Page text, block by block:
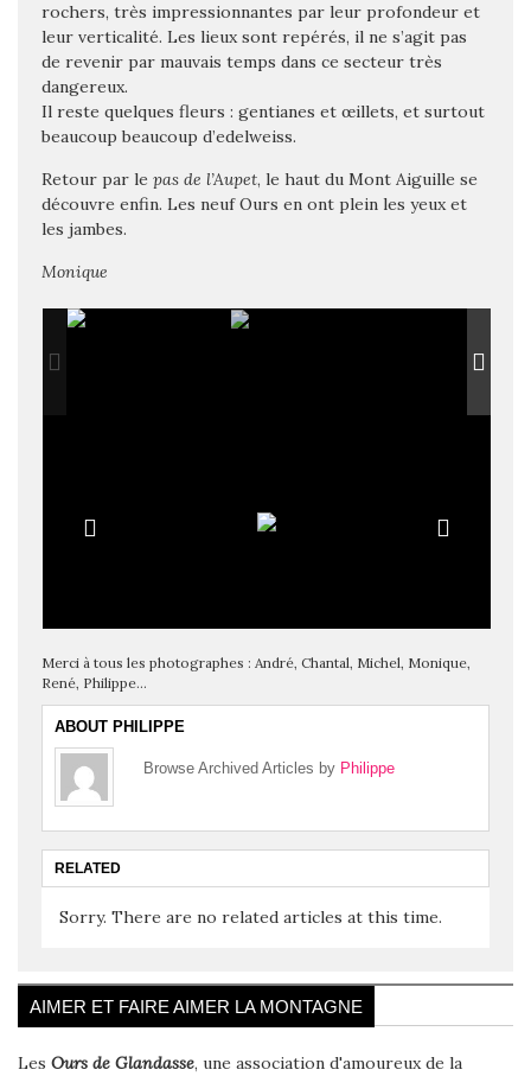
rochers, très impressionnantes par leur profondeur et
leur verticalité. Les lieux sont repérés, il ne s’agit pas
de revenir par mauvais temps dans ce secteur très
dangereux.
Il reste quelques fleurs : gentianes et œillets, et surtout
beaucoup beaucoup d’edelweiss.
Retour par le pas de l’Aupet, le haut du Mont Aiguille se
découvre enfin. Les neuf Ours en ont plein les yeux et
les jambes.
Monique
Merci à tous les photographes : André, Chantal, Michel, Monique,
René, Philippe…
ABOUT PHILIPPE
Browse Archived Articles by Philippe
RELATED
Sorry. There are no related articles at this time.
AIMER ET FAIRE AIMER LA MONTAGNE
Les Ours de Glandasse, une association d'amoureux de la